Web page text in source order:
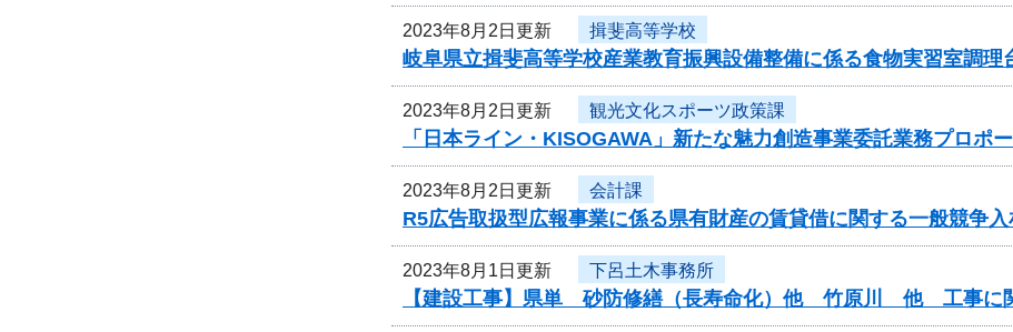
2023年8月2日更新 揖斐高等学校
岐阜県立揖斐高等学校産業教育振興設備整備に係る食物実習室調
2023年8月2日更新 観光文化スポーツ政策課
「日本ライン・KISOGAWA」新たな魅力創造事業委託業務プロポ
2023年8月2日更新 会計課
R5広告取扱型広報事業に係る県有財産の賃貸借に関する一般競争入
2023年8月1日更新 下呂土木事務所
【建設工事】県単 砂防修繕（長寿命化）他 竹原川 他 工事に